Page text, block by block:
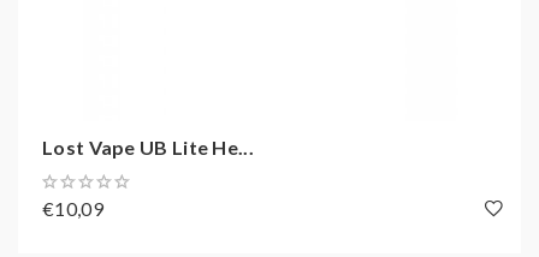
Lost Vape UB Lite He...
€10,09